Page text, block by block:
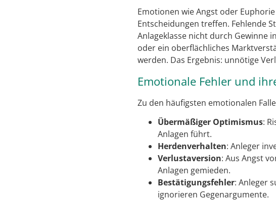
Emotionen wie Angst oder
Entscheidungen treffen. Fehlende
Anlageklasse nicht durch Gewinne
oder ein oberflächliches
werden. Das Ergebnis: unnötige
Emotionale Fehler und
Zu den häufigsten emotionalen
Übermäßiger Optimismus:
Anlagen führt.
Herdenverhalten: Anleger
Verlustaversion: Aus Angst
Anlagen gemieden.
Bestätigungsfehler: Anleger
ignorieren Gegenargumente.